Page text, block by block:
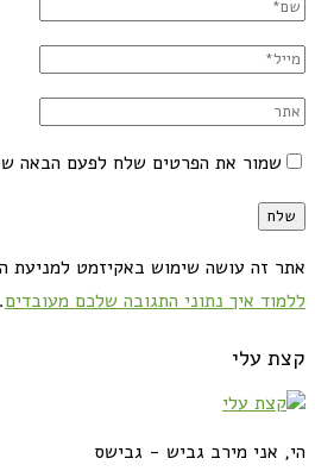
שמור את הפרטים שלח לפעם הבאה
זה עושה שימוש באקיזמט למניעת
איך נתוני התגובה שלכם מעובדים.
עלי
אני מירב גביש - גבישס